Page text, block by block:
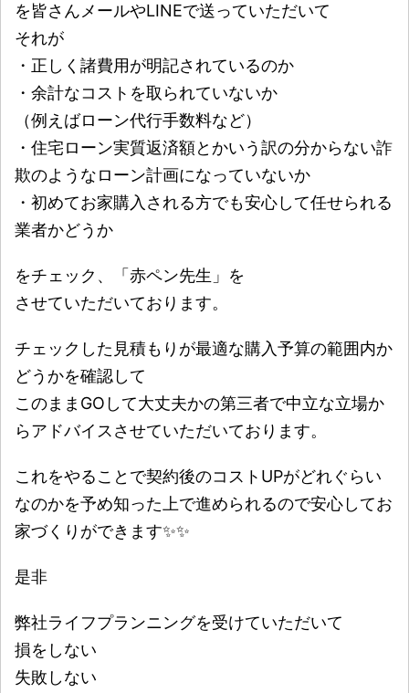
を皆さんメールやLINEで送っていただいて
それが
・正しく諸費用が明記されているのか
・余計なコストを取られていないか
（例えばローン代行手数料など）
・住宅ローン実質返済額とかいう訳の分からない詐
欺のようなローン計画になっていないか
・初めてお家購入される方でも安心して任せられる
業者かどうか
をチェック、「赤ペン先生」を
させていただいております。
チェックした見積もりが最適な購入予算の範囲内か
どうかを確認して
このままGOして大丈夫かの第三者で中立な立場か
らアドバイスさせていただいております。
これをやることで契約後のコストUPがどれぐらい
なのかを予め知った上で進められるので安心してお
家づくりができます✨✨
是非
弊社ライフプランニングを受けていただいて
損をしない
失敗しない